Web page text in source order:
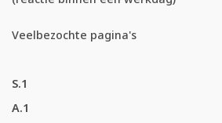
Veelbezochte pagina's
S.1
A.1